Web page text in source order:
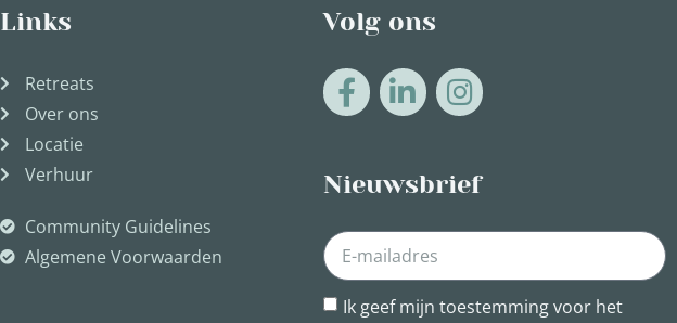
Links
Retreats
Over ons
Locatie
Verhuur
Community Guidelines
Algemene Voorwaarden
Volg ons
Nieuwsbrief
Ik geef mijn toestemming voor het